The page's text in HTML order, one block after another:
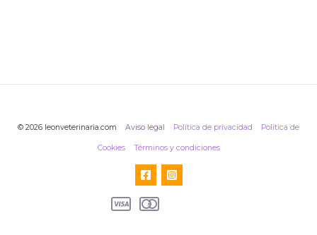
© 2026 leonveterinaria.com Aviso legal Política de privacidad Política de
Cookies Términos y condiciones